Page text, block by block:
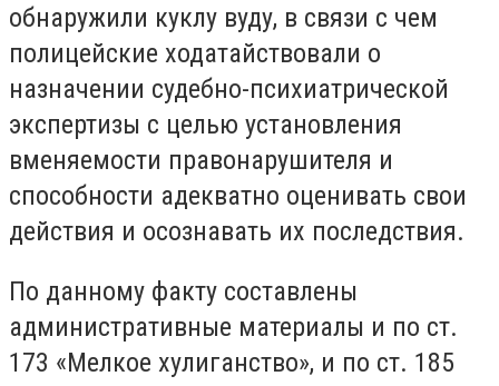
обнаружили куклу вуду, в связи с чем
полицейские ходатайствовали о
назначении судебно-психиатрической
экспертизы с целью установления
вменяемости правонарушителя и
способности адекватно оценивать свои
действия и осознавать их последствия.
По данному факту составлены
административные материалы и по ст.
173 «Мелкое хулиганство», и по ст. 185